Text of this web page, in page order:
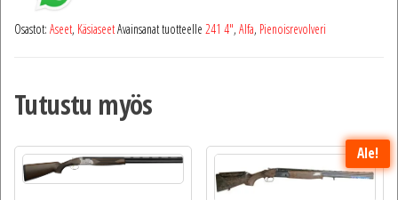
Osastot: Aseet, KäsiaseetAvainsanat tuotteelle 241 4", Alfa, Pienoisrevolveri
Tutustu myös
Ale!